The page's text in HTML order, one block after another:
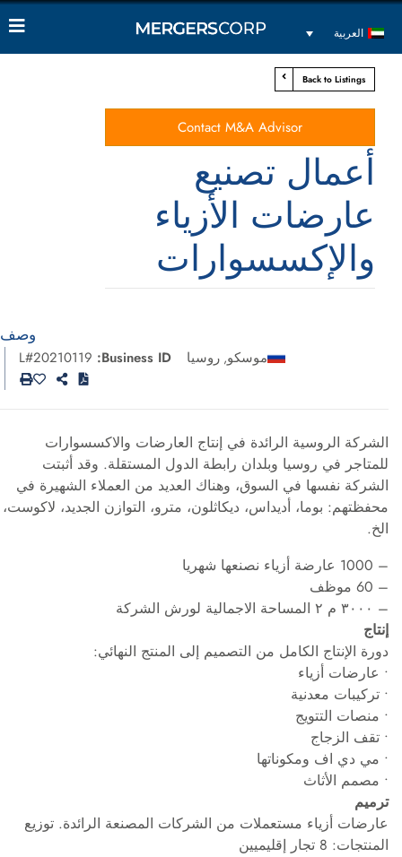
العربية
Back to Listings
Contact M&A Advisor
أعمال تصنيع
عارضات الأزياء
والإكسسوارات
وصف
موسكو, روسيا Business ID:
الشركة الروسية الرائدة في إنتاج العارضات والاكسسوارات
للمتاجر في روسيا وبلدان رابطة الدول المستقلة. وقد أثبتت
الشركة نفسها في السوق، وهناك العديد من العملاء الشهيرة في
محفظتهم: بوما، أديداس، ديكاثلون، مترو، التوازن الجديد، لاكوست،
الخ.
– 1000 عارضة أزياء نصنعها شهريا
– 60 موظف
– ٣٠٠٠ م ٢ المساحة الاجمالية لورش الشركة
إنتاج
دورة الإنتاج الكامل من التصميم إلى المنتج النهائي:
• عارضات أزياء
• تركيبات معدنية
• منصات التتويج
• تقف الزجاج
• مي دي اف ومكوناتها
• مصمم الأثاث
ترميم
عارضات أزياء مستعملات من الشركات المصنعة الرائدة. توزيع
المنتجات: 8 تجار إقليميين